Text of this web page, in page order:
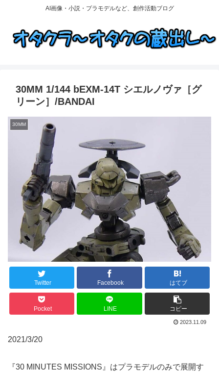
AI画像・小説・プラモデルなど、創作活動ブログ
30MM 1/144 bEXM-14T シエルノヴァ［グ
リーン］/BANDAI
30MM
Twitter Facebook はてブ
Pocket LINE コピー
2023.11.09
2021/3/20
『30 MINUTES MISSIONS』はプラモデルのみで展開す